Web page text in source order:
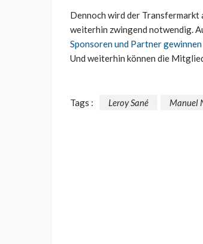
Dennoch wird der Transfermarkt
weiterhin zwingend notwendig.
Sponsoren und Partner gewinnen
Und weiterhin können die
Tags : Leroy Sané Manuel